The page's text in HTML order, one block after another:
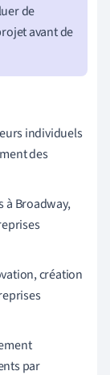
de
avant de
individuels
des
à Broadway,
création
par